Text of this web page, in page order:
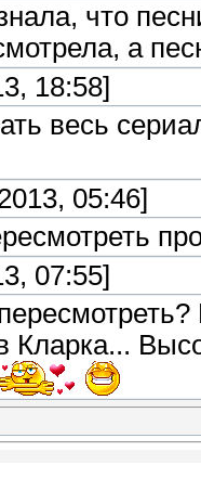
что
а
18:58]
весь
05:46]
07:55]
Кларка...